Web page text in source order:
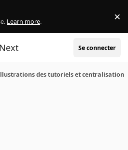
Learn more. ×
Next Se connecter
des tutoriels et centralisation